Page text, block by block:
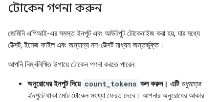
টোকেন গণনা করুন
জেমিনি এপিআই-এর সমস্ত ইনপুট এবং আউটপুট টোকেনাইজ করা হয়, যার মধ্যে
টেক্সট, ইমেজ ফাইল এবং অন্যান্য নন-টেক্সট মাধ্যম অন্তর্ভুক্ত।
আপনি নিম্নলিখিত উপায়ে টোকেন গণনা করতে পারেন:
অনুরোধের ইনপুট দিয়ে count_tokens কল করুন। এটি শুধুমাত্র
ইনপুটেথাকা মোট টোকেন সংখ্যা ফেরত দেবে। আপনার অনুরোধের আকার